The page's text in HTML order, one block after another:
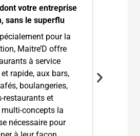
votre entreprise
sans le superflu
pour la
Maitre’D offre
à service
rapide, aux bars,
boulangeries,
restaurants et
concepts la
nécessaire pour